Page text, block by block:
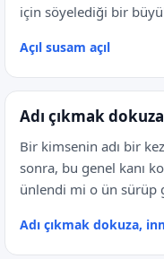
için söyelediği bir
Açıl susam açıl
Adı çıkmak
Bir kimsenin adı bir
sonra, bu genel kanı
ünlendi mi o ün sürüp
Adı çıkmak dokuza,